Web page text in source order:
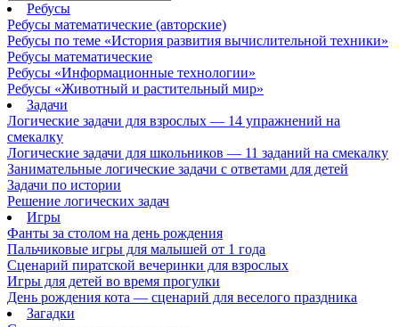
Ребусы
Ребусы математические (авторские)
Ребусы по теме «История развития вычислительной техники»
Ребусы математические
Ребусы «Информационные технологии»
Ребусы «Животный и растительный мир»
Задачи
Логические задачи для взрослых — 14 упражнений на
смекалку
Логические задачи для школьников — 11 заданий на смекалку
Занимательные логические задачи с ответами для детей
Задачи по истории
Решение логических задач
Игры
Фанты за столом на день рождения
Пальчиковые игры для малышей от 1 года
Сценарий пиратской вечеринки для взрослых
Игры для детей во время прогулки
День рождения кота — сценарий для веселого праздника
Загадки